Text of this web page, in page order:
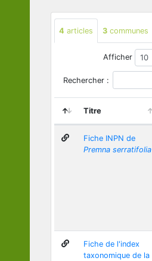
4 articles 3 communes
Afficher
Rechercher :
Titre
Fiche INPN de
Premna serratifolia
Fiche de l'index
taxonomique de la